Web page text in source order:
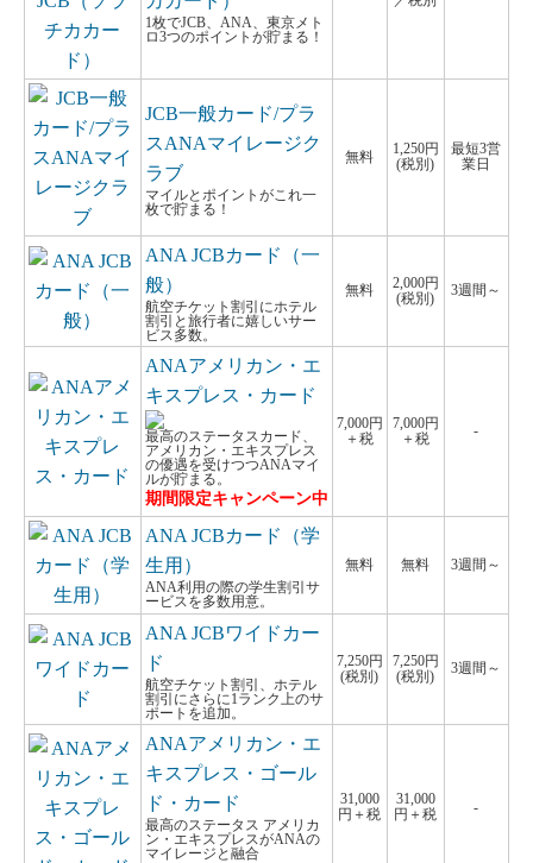
1枚でJCB、ANA、東京メト
ロ3つのポイントが貯まる！
JCB一般カード/プラ
スANAマイレージク
ラブ
マイルとポイントがこれ一
枚で貯まる！
無料
1,250円
(税別)
最短3営
業日
ANA JCBカード（一
般）
航空チケット割引にホテル
割引と旅行者に嬉しいサー
ビス多数。
無料
2,000円
(税別)
3週間～
ANAアメリカン・エ
キスプレス・カード
最高のステータスカード、
アメリカン・エキスプレス
の優遇を受けつつANAマイ
ルが貯まる。
期間限定キャンペーン中
7,000円
＋税
7,000円
＋税
-
ANA JCBカード（学
生用）
ANA利用の際の学生割引サ
ービスを多数用意。
無料 無料 3週間～
ANA JCBワイドカー
ド
航空チケット割引、ホテル
割引にさらに1ランク上のサ
ポートを追加。
7,250円
(税別)
7,250円
(税別)
3週間～
ANAアメリカン・エ
キスプレス・ゴール
ド・カード
最高のステータス アメリカ
ン・エキスプレスがANAの
マイレージと融合
31,000
円＋税
31,000
円＋税
-